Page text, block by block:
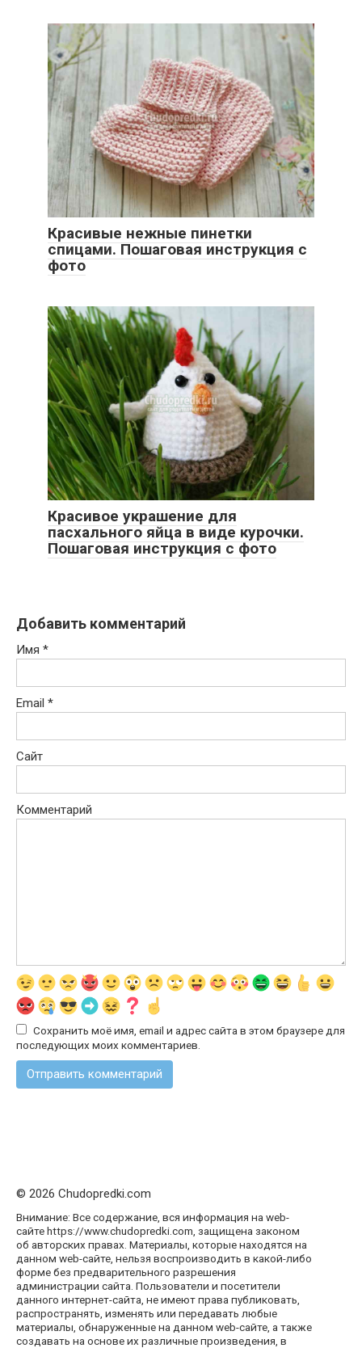
Красивые нежные пинетки
спицами. Пошаговая инструкция с
фото
Красивое украшение для
пасхального яйца в виде курочки.
Пошаговая инструкция с фото
Добавить комментарий
Имя *
Email *
Сайт
Комментарий
Сохранить моё имя, email и адрес сайта в этом браузере для
последующих моих комментариев.
© 2026 Chudopredki.com
Внимание: Все содержание, вся информация на web-
сайте https://www.chudopredki.com, защищена законом
об авторских правах. Материалы, которые находятся на
данном web-сайте, нельзя воспроизводить в какой-либо
форме без предварительного разрешения
администрации сайта. Пользователи и посетители
данного интернет-сайта, не имеют права публиковать,
распространять, изменять или передавать любые
материалы, обнаруженные на данном web-сайте, а также
создавать на основе их различные произведения, в